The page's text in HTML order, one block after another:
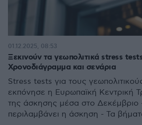
Ξεκινούν τα γεωπολιτικά stress
Χρονοδιάγραμμα και σενάρια
Stress tests για τους
εκπόνησε η Ευρωπαϊκή Κεντρική
της άσκησης μέσα στο Δεκέμβριο
περιλαμβάνει η άσκηση - Τα
01.12.2025, 08:53